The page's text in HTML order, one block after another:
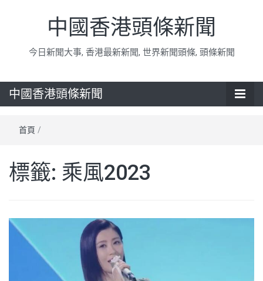
中國香港頭條新聞
今日新聞大事, 香港最新新聞, 世界新聞頭條, 頭條新聞
中國香港頭條新聞
首頁 /
標籤: 乘風2023